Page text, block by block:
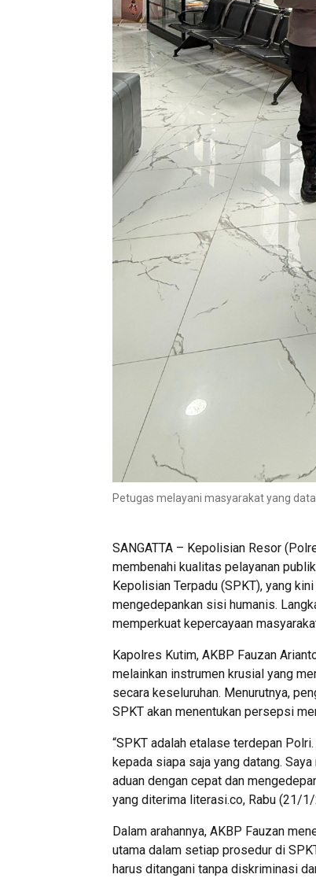
Petugas melayani masyarakat yang
SANGATTA – Kepolisian Resor
membenahi kualitas pelayanan
Kepolisian Terpadu (SPKT), yang
mengedepankan sisi humanis.
memperkuat kepercayaan
Kapolres Kutim, AKBP Fauzan
melainkan instrumen krusial yang
secara keseluruhan. Menurutnya,
SPKT akan menentukan persepsi
“SPKT adalah etalase terdepan
kepada siapa saja yang datang.
aduan dengan cepat dan
yang diterima literasi.co, Rabu (21/
Dalam arahannya, AKBP Fauzan
utama dalam setiap prosedur di
harus ditangani tanpa diskriminasi